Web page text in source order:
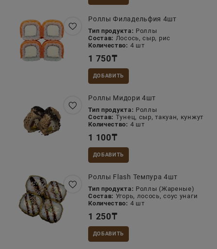
Роллы Филадельфия 4шт
Тип продукта: Роллы
Состав: Лосось, сыр, рис
Количество: 4 шт
1 750₸
ДОБАВИТЬ
Роллы Мидори 4шт
Тип продукта: Роллы
Состав: Тунец, сыр, такуан, кунжут
Количество: 4 шт
1 100₸
ДОБАВИТЬ
Роллы Flash Темпура 4шт
Тип продукта: Роллы (Жареные)
Состав: Угорь, лосось, соус унаги
Количество: 4 шт
1 250₸
ДОБАВИТЬ